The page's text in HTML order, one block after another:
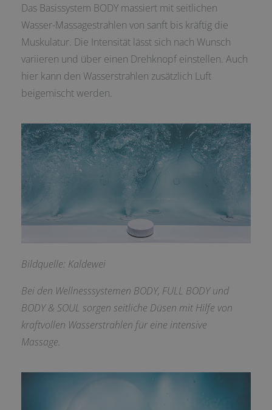
Das Basissystem BODY massiert mit seitlichen
Wasser-Massagestrahlen von sanft bis kräftig die
Muskulatur. Die Intensität lässt sich nach Wunsch
variieren und über einen Drehknopf einstellen. Auch
hier kann den Wasserstrahlen zusätzlich Luft
beigemischt werden.
Bildquelle: Kaldewei
Bei den Wellnesssystemen BODY, FULL BODY und
BODY & SOUL sorgen seitliche Düsen mit Hilfe von
kraftvollen Wasserstrahlen für eine intensive
Massage.